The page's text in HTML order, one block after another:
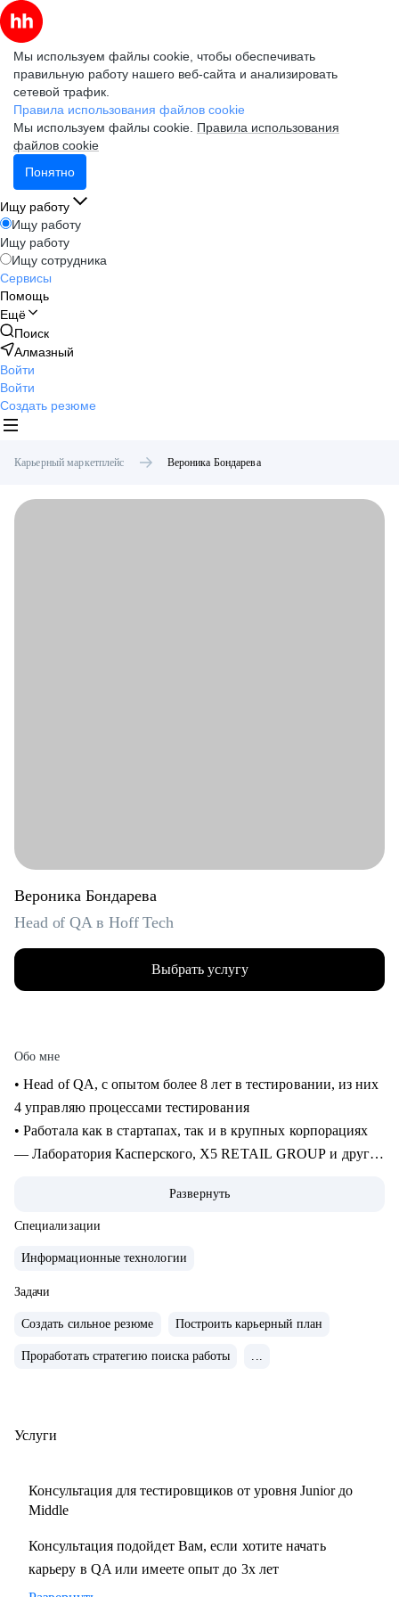
Мы используем файлы cookie, чтобы обеспечивать
правильную работу нашего веб-сайта и анализировать
сетевой трафик.
Правила использования файлов cookie
Мы используем файлы cookie. Правила использования
файлов cookie
Понятно
Ищу работу
Ищу работу
Ищу работу
Ищу сотрудника
Сервисы
Помощь
Ещё
Поиск
Алмазный
Войти
Войти
Создать резюме
Карьерный маркетплейс Вероника Бондарева
Вероника Бондарева
Head of QA в Hoff Tech
Выбрать услугу
Обо мне
• Head of QA, c опытом более 8 лет в тестировании, из них
4 управляю процессами тестирования
• Работала как в стартапах, так и в крупных корпорациях
— Лаборатория Касперского, X5 RETAIL GROUP и другие
тестирования с командой 15+ человек
• Занималась ручным и автоматизированным
desktop)
• Занимаюсь построением QA процессов и команды,
развитием и интеграции QA в процесс разработки
• Выстраиваю прикладные метрики, средства мониторинга
manual, QA Auto
• Занимаюсь менторством с 2021 года
С чем помогу:
• Создание резюме
• Подготовка к собеседованию на различные позиции
Развернуть
Специализации
Информационные технологии
Задачи
Создать сильное резюме Построить карьерный план
Проработать стратегию поиска работы ...
Услуги
Консультация для тестировщиков от уровня Junior до
Middle
Консультация подойдет Вам, если хотите начать
карьеру в QA или имеете опыт до 3х лет